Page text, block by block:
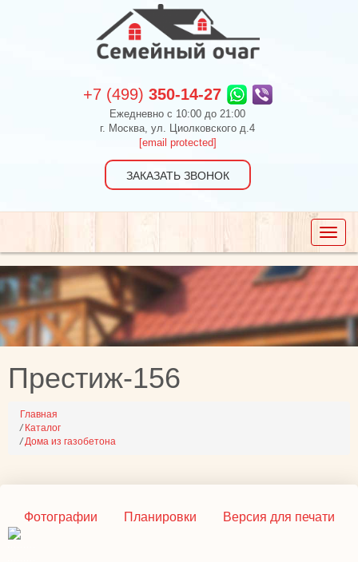
+7 (499) 350-14-27
Ежедневно c 10:00 до 21:00
г. Москва, ул. Циолковского д.4
[email protected]
ЗАКАЗАТЬ ЗВОНОК
Toggle
Престиж-156
Главная
/ Каталог
/Дома из газобетона
Фотографии Планировки Версия для печати